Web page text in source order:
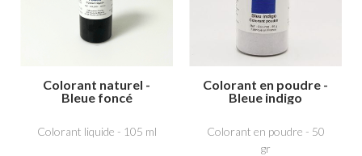
Colorant naturel -
Bleue foncé
Colorant liquide - 105 ml
Colorant en poudre -
Bleue indigo
Colorant en poudre - 50
gr